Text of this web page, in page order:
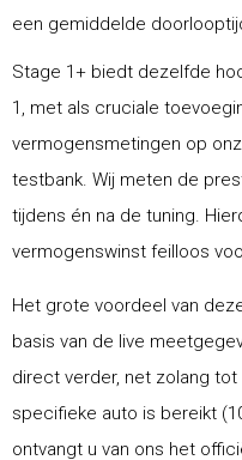
een gemiddelde
Stage 1+ biedt dezelfde
1, met als cruciale
vermogensmetingen op
testbank. Wij meten de
tijdens én na de tuning.
vermogenswinst feilloos
Het grote voordeel van
basis van de live
direct verder, net zolang
specifieke auto is bereikt
ontvangt u van ons het